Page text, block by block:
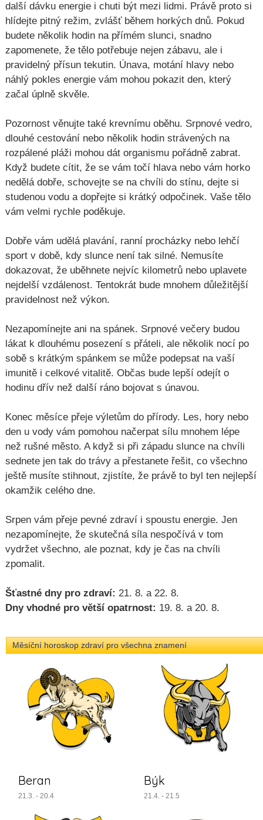
další dávku energie i chuti být mezi lidmi. Právě proto si
hlídejte pitný režim, zvlášť během horkých dnů. Pokud
budete několik hodin na přímém slunci, snadno
zapomenete, že tělo potřebuje nejen zábavu, ale i
pravidelný přísun tekutin. Únava, motání hlavy nebo
náhlý pokles energie vám mohou pokazit den, který
začal úplně skvěle.
Pozornost věnujte také krevnímu oběhu. Srpnové vedro,
dlouhé cestování nebo několik hodin strávených na
rozpálené pláži mohou dát organismu pořádně zabrat.
Když budete cítit, že se vám točí hlava nebo vám horko
nedělá dobře, schovejte se na chvíli do stínu, dejte si
studenou vodu a dopřejte si krátký odpočinek. Vaše tělo
vám velmi rychle poděkuje.
Dobře vám udělá plavání, ranní procházky nebo lehčí
sport v době, kdy slunce není tak silné. Nemusíte
dokazovat, že uběhnete nejvíc kilometrů nebo uplavete
nejdelší vzdálenost. Tentokrát bude mnohem důležitější
pravidelnost než výkon.
Nezapomínejte ani na spánek. Srpnové večery budou
lákat k dlouhému posezení s přáteli, ale několik nocí po
sobě s krátkým spánkem se může podepsat na vaší
imunitě i celkové vitalitě. Občas bude lepší odejít o
hodinu dřív než další ráno bojovat s únavou.
Konec měsíce přeje výletům do přírody. Les, hory nebo
den u vody vám pomohou načerpat sílu mnohem lépe
než rušné město. A když si při západu slunce na chvíli
sednete jen tak do trávy a přestanete řešit, co všechno
ještě musíte stihnout, zjistíte, že právě to byl ten nejlepší
okamžik celého dne.
Srpen vám přeje pevné zdraví i spoustu energie. Jen
nezapomínejte, že skutečná síla nespočívá v tom
vydržet všechno, ale poznat, kdy je čas na chvíli
zpomalit.
Šťastné dny pro zdraví: 21. 8. a 22. 8.
Dny vhodné pro větší opatrnost: 19. 8. a 20. 8.
Měsíční horoskop zdraví pro všechna znamení
Beran
21.3. - 20.4
Býk
21.4. - 21.5